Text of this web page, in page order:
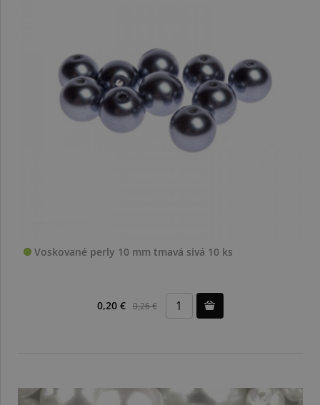
Voskované perly 10 mm tmavá sivá 10 ks
0,20 € 0,26 €